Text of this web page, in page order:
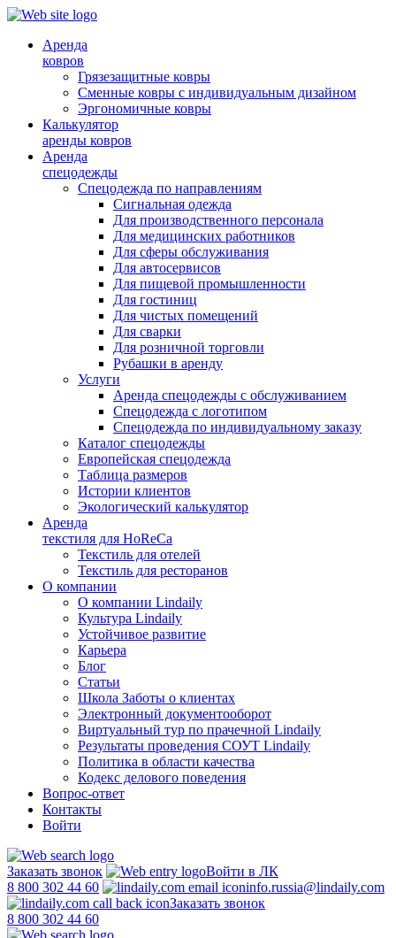
Аренда
ковров
Грязезащитные ковры
Сменные ковры с индивидуальным дизайном
Эргономичные ковры
Калькулятор
аренды ковров
Аренда
спецодежды
Спецодежда по направлениям
Сигнальная одежда
Для производственного персонала
Для медицинских работников
Для сферы обслуживания
Для автосервисов
Для пищевой промышленности
Для гостиниц
Для чистых помещений
Для сварки
Для розничной торговли
Рубашки в аренду
Услуги
Аренда спецодежды с обслуживанием
Спецодежда с логотипом
Спецодежда по индивидуальному заказу
Каталог спецодежды
Европейская спецодежда
Таблица размеров
Истории клиентов
Экологический калькулятор
Аренда
текстиля для HoReCa
Текстиль для отелей
Текстиль для ресторанов
О компании
О компании Lindaily
Культура Lindaily
Устойчивое развитие
Карьера
Блог
Статьи
Школа Заботы о клиентах
Электронный документооборот
Виртуальный тур по прачечной Lindaily
Результаты проведения СОУТ Lindaily
Политика в области качества
Кодекс делового поведения
Вопрос-ответ
Контакты
Войти
Заказать звонок
Войти в ЛК
8 800 302 44 60
info.russia@lindaily.com
Заказать звонок
8 800 302 44 60